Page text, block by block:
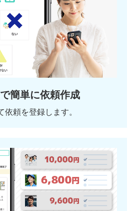
簡単に依頼作成
頼を登録します。